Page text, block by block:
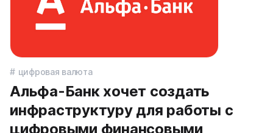
цифровая валюта
Альфа-Банк хочет создать
инфраструктуру для работы с
цифровыми финансовыми